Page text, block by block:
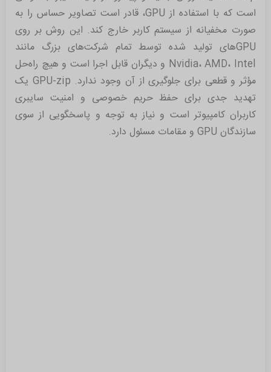
است که با استفاده از GPU، قادر است تصاویر حساس را به
صورت مخفیانه از سیستم کاربر خارج کند. این روش بر روی
GPUهای تولید شده توسط تمام شرکت‌های بزرگ مانند
Nvidia، AMD، Intel و دیگران قابل اجرا است و هیچ راه‌حل
مؤثر و قطعی برای جلوگیری از آن وجود ندارد. GPU-zip یک
تهدید جدی برای حفظ حریم خصوصی و امنیت سایبری
کاربران کامپیوتر است و نیاز به توجه و پاسخگویی از سوی
سازندگان GPU و مقامات مسئول دارد.